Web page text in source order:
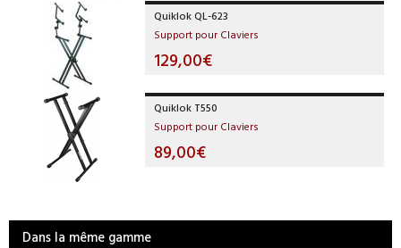
Quiklok QL-623
Support pour Claviers
129,00€
Quiklok T550
Support pour Claviers
89,00€
Dans la même gamme